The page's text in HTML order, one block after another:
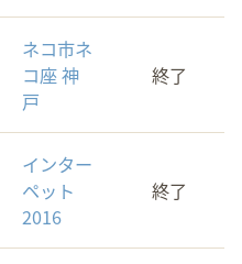
ネコ市ネ
コ座 神
戸
終了
インター
ペット
2016
終了